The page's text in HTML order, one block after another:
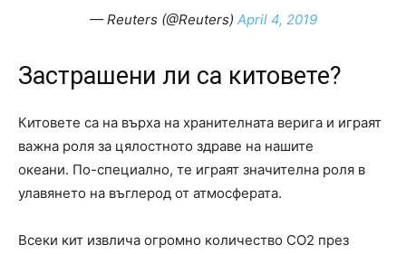
— Reuters (@Reuters) April 4, 2019
Застрашени ли са китовете?
Китовете са на върха на хранителната верига и играят
важна роля за цялостното здраве на нашите
океани. По-специално, те играят значителна роля в
улавянето на въглерод от атмосферата.
Всеки кит извлича огромно количество CO2 през